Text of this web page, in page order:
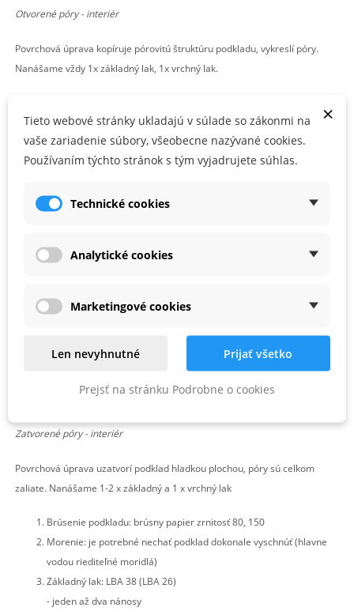
Otvorené póry - interiér
Povrchová úprava kopíruje pórovitú štruktúru podkladu, vykreslí póry.
Nanášame vždy 1x základný lak, 1x vrchný lak.
Morenie: je potrebné nechať podklad dokonale vyschnúť 12-24 h
(hlavne vodou riediteľné moridlá)
Základný lak: rada LBA (napr. LBA 22, 26)
- riedidlo: LZC 1026 30-40%
- brúsny papier sa nesmie zanášať, lak sa musí prášiť
- striekať po prebrúsení základného laku, dobre oprášiť
- jeden nános: celkove 100-120 g/m2
- riedidlo: LZC 1026 30% (LZC 1051, 8643)
Zatvorené póry - interiér
Povrchová úprava uzatvorí podklad hladkou plochou, póry sú celkom
zaliate. Nanášame 1-2 x základný a 1 x vrchný lak
Brúsenie podkladu: brúsny papier zrnitosť 80, 150
Morenie: je potrebné nechať podklad dokonale vyschnúť (hlavne
vodou riediteľné moridlá)
Základný lak: LBA 38 (LBA 26)
- jeden až dva nánosy
×
Tieto webové stránky ukladajú v súlade so zákonmi na
vaše zariadenie súbory, všeobecne nazývané cookies.
Používaním týchto stránok s tým vyjadrujete súhlas.
Technické cookies
Analytické cookies
Marketingové cookies
Len nevyhnutné Prijať všetko
Prejsť na stránku Podrobne o cookies